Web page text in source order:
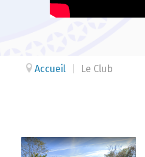
Accueil Le Club